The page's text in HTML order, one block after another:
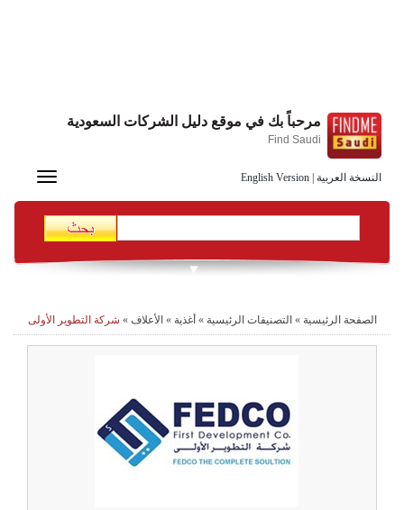
النسخة العربية English Version
مرحباً بك في موقع دليل الشركات السعودية
Find Saudi
Toggle
الصفحة الرئيسية » التصنيفات الرئيسية » أغذية » الأعلاف » شركة التطوير الأولى